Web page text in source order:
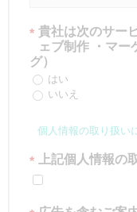
* 貴社は次のサー
ェブ制作 ・マー
グ）
はい
いいえ
個人情報の取り扱い
* 上記個人情報の